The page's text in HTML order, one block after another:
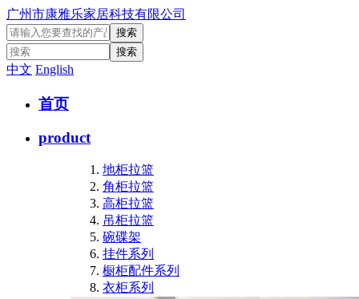
广州市康雅乐家居科技有限公司
中文 English
首页
product
地柜拉篮
角柜拉篮
高柜拉篮
吊柜拉篮
碗碟架
挂件系列
橱柜配件系列
衣柜系列